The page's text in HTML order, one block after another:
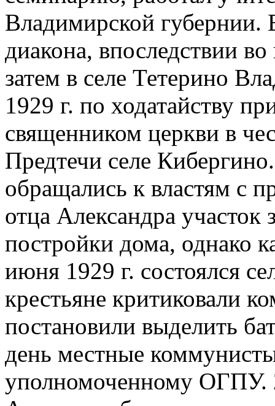
Владимирской губернии.
диакона, впоследствии
затем в селе Тетерино
1929 г. по ходатайству
священником церкви в
Предтечи селе
обращались к властям с
отца Александра участок
постройки дома, однако
июня 1929 г. состоялся
крестьяне критиковали
постановили выделить
день местные
уполномоченному ОГПУ.